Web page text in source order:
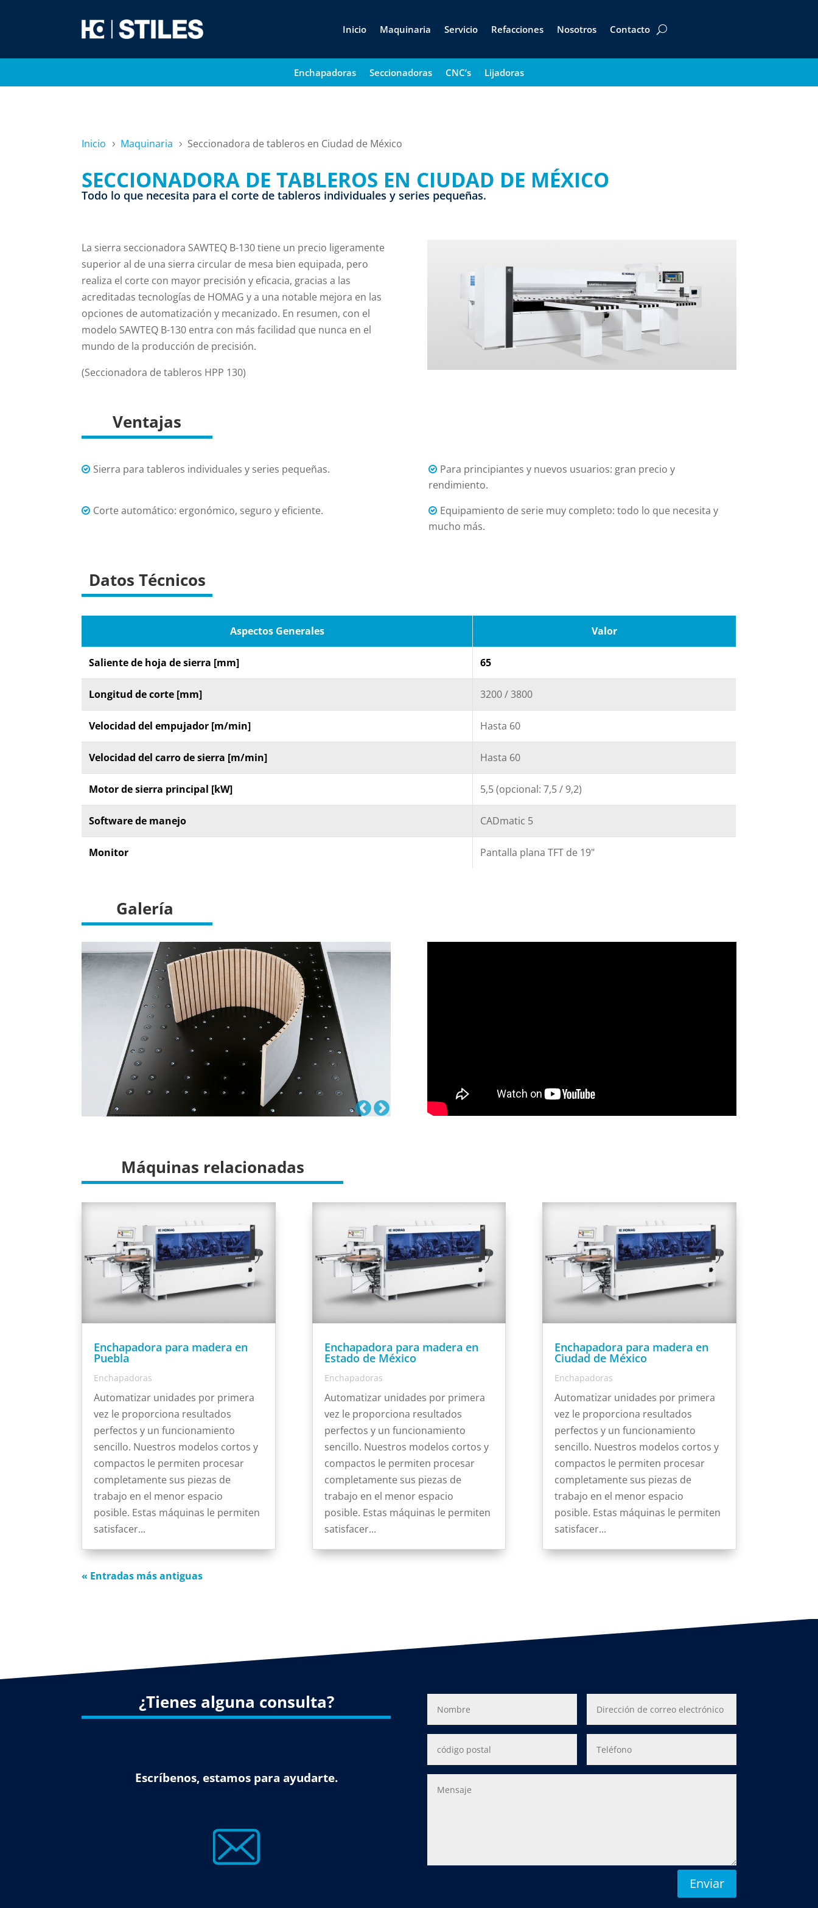
Inicio Maquinaria Servicio Refacciones Nosotros Contacto
Enchapadoras Seccionadoras CNC’s Lijadoras
Inicio 5 Maquinaria 5 Seccionadora de tableros en Ciudad de México
SECCIONADORA DE TABLEROS EN CIUDAD DE MÉXICO
Todo lo que necesita para el corte de tableros individuales y series pequeñas.
La sierra seccionadora SAWTEQ B-130 tiene un precio ligeramente
superior al de una sierra circular de mesa bien equipada, pero
realiza el corte con mayor precisión y eficacia, gracias a las
acreditadas tecnologías de HOMAG y a una notable mejora en las
opciones de automatización y mecanizado. En resumen, con el
modelo SAWTEQ B-130 entra con más facilidad que nunca en el
mundo de la producción de precisión.
(Seccionadora de tableros HPP 130)
Ventajas
Sierra para tableros individuales y series pequeñas.
Para principiantes y nuevos usuarios: gran precio y
rendimiento.
Corte automático: ergonómico, seguro y eficiente.
Equipamiento de serie muy completo: todo lo que necesita y
mucho más.
Datos Técnicos
Aspectos Generales Valor
Saliente de hoja de sierra [mm] 65
Longitud de corte [mm] 3200 / 3800
Velocidad del empujador [m/min] Hasta 60
Velocidad del carro de sierra [m/min] Hasta 60
Motor de sierra principal [kW] 5,5 (opcional: 7,5 / 9,2)
Software de manejo CADmatic 5
Monitor Pantalla plana TFT de 19"
Galería
Máquinas relacionadas
Enchapadora para madera en
Puebla
Enchapadoras
Automatizar unidades por primera
vez le proporciona resultados
perfectos y un funcionamiento
sencillo. Nuestros modelos cortos y
compactos le permiten procesar
completamente sus piezas de
trabajo en el menor espacio
posible. Estas máquinas le permiten
satisfacer...
Enchapadora para madera en
Estado de México
Enchapadoras
Automatizar unidades por primera
vez le proporciona resultados
perfectos y un funcionamiento
sencillo. Nuestros modelos cortos y
compactos le permiten procesar
completamente sus piezas de
trabajo en el menor espacio
posible. Estas máquinas le permiten
satisfacer...
Enchapadora para madera en
Ciudad de México
Enchapadoras
Automatizar unidades por primera
vez le proporciona resultados
perfectos y un funcionamiento
sencillo. Nuestros modelos cortos y
compactos le permiten procesar
completamente sus piezas de
trabajo en el menor espacio
posible. Estas máquinas le permiten
satisfacer...
« Entradas más antiguas
¿Tienes alguna consulta?
Escríbenos, estamos para ayudarte.
Enviar